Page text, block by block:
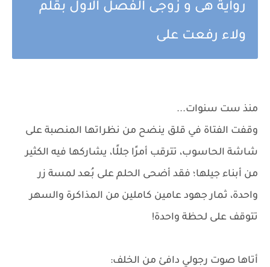
رواية هى و زوجى الفصل الاول بقلم
ولاء رفعت على
منذ ست سنوات...
وقفت الفتاة في قلق ينضح من نظراتها المنصبة على
شاشة الحاسوب، تترقب أمرًا جللًا، يشاركها فيه الكثير
من أبناء جيلها؛ فقد أضحى الحلم على بُعد لمسة زر
واحدة، ثمار جهود عامين كاملين من المذاكرة والسهر
تتوقف على لحظة واحدة!
أتاها صوت رجولي دافئ من الخلف: